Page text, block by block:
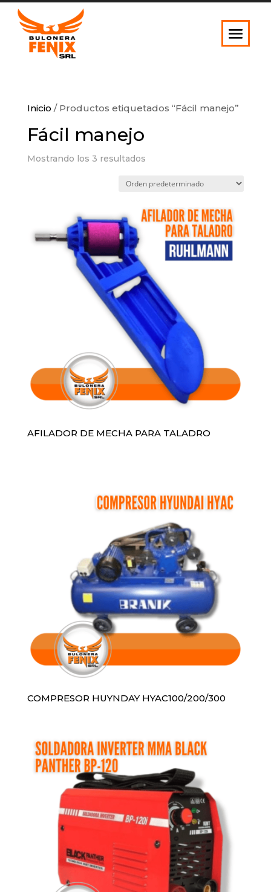
Inicio / Productos etiquetados “Fácil manejo”
Fácil manejo
Mostrando los 3 resultados
AFILADOR DE MECHA PARA TALADRO
COMPRESOR HUYNDAY HYAC100/200/300